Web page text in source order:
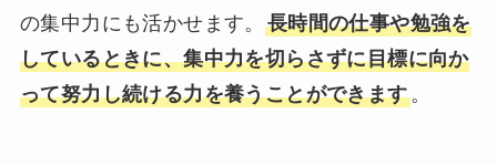
の集中力にも活かせます。 長時間の仕事や勉強を
しているときに、集中力を切らさずに目標に向か
って努力し続ける力を養うことができます。